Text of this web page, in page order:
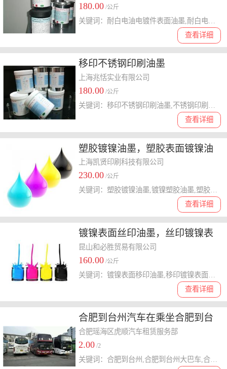
180.00 /公斤
查看详细
移印不锈钢印刷油墨
上海兆恬实业有限公司
180.00 /公斤
查看详细
塑胶镀镍油墨，塑胶表面镀镍油
墨
上海凯贤印刷科技有限公司
230.00 /公斤
查看详细
关键词：塑胶镀镍油墨,镀镍塑胶油墨,塑胶表面镀镍油墨,镀镍塑胶表面油墨,镀镍塑胶油墨
镀镍表面丝印油墨，丝印镀镍表
面油墨
昆山和必胜贸易有限公司
160.00 /公斤
查看详细
合肥到台州汽车在乘坐合肥到台
州大巴车电话
合肥瑶海区虎顺汽车租赁服务部
2.00 /2